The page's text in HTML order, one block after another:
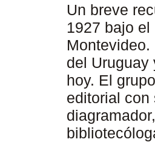
Un breve
1927 bajo
del Uruguay
hoy. El
editorial con